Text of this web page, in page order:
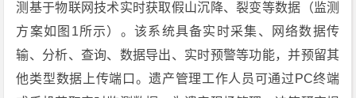
测基于物联网技术实时获取假山沉降、裂变等数据（监测
方案如图1所示）。该系统具备实时采集、网络数据传
输、分析、查询、数据导出、实时预警等功能，并预留其
他类型数据上传端口。遗产管理工作人员可通过PC终端